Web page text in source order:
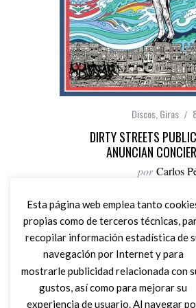
Discos Giras
DIRTY STREETS
ANUNCIAN
por Carlos
Dirty Streets es un
procedente de
disco el pasado
“White Horse”, cuarto
presentarlo
Esta página web emplea tanto
propias como de terceros técnicas,
recopilar información estadística de
navegación por Internet y para
mostrarle publicidad relacionada con
gustos, así como para mejorar su
experiencia de usuario. Al navegar